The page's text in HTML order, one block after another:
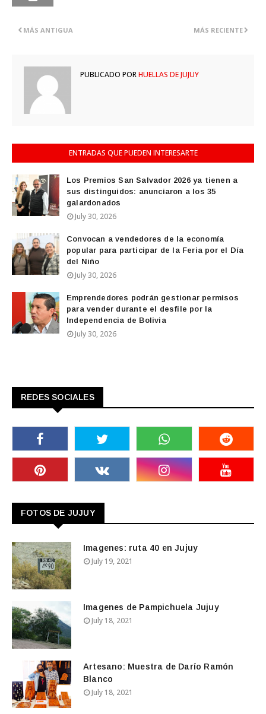
MÁS RECIENTE
MÁS ANTIGUA
PUBLICADO PORHUELLAS DE JUJUY
ENTRADAS QUE PUEDEN INTERESARTE
Los Premios San Salvador 2026 ya tienen a
sus distinguidos: anunciaron a los 35
galardonados
July 30, 2026
Convocan a vendedores de la economía
popular para participar de la Feria por el Día
del Niño
July 30, 2026
Emprendedores podrán gestionar permisos
para vender durante el desfile por la
Independencia de Bolivia
July 30, 2026
REDES SOCIALES
FOTOS DE JUJUY
Imagenes: ruta 40 en Jujuy
July 19, 2021
Imagenes de Pampichuela Jujuy
July 18, 2021
Artesano: Muestra de Darío Ramón
Blanco
July 18, 2021